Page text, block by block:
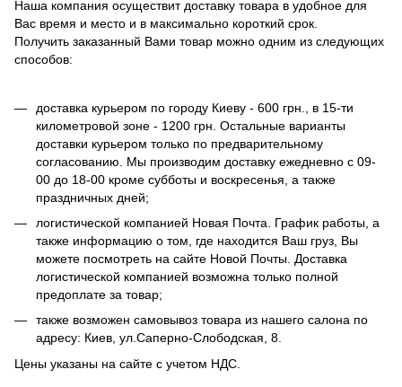
Наша компания осуществит доставку товара в удобное для
Вас время и место и в максимально короткий срок.
Получить заказанный Вами товар можно одним из следующих
способов:
доставка курьером по городу Киеву - 600 грн., в 15-ти
километровой зоне - 1200 грн. Остальные варианты
доставки курьером только по предварительному
согласованию. Мы производим доставку ежедневно с 09-
00 до 18-00 кроме субботы и воскресенья, а также
праздничных дней;
логистической компанией Новая Почта. График работы, а
также информацию о том, где находится Ваш груз, Вы
можете посмотреть на сайте Новой Почты. Доставка
логистической компанией возможна только полной
предоплате за товар;
также возможен самовывоз товара из нашего салона по
адресу: Киев, ул.Саперно-Слободская, 8.
Цены указаны на сайте с учетом НДС.